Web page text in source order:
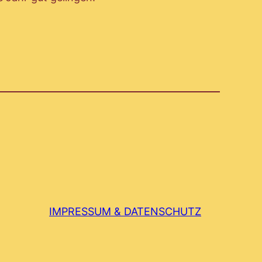
landfrauen.blansingen
IMPRESSUM & DATENSCHUTZ